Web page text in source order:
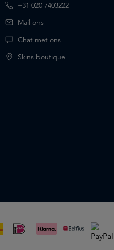
+31 020 7403222
Mail ons
Chat met ons
Skins boutique